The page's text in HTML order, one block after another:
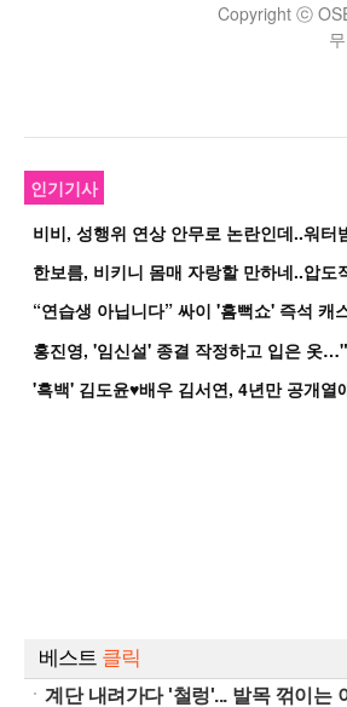
Copyright ⓒ
인기기사
한보름, 비키니 몸매 자랑할 만하네..압도